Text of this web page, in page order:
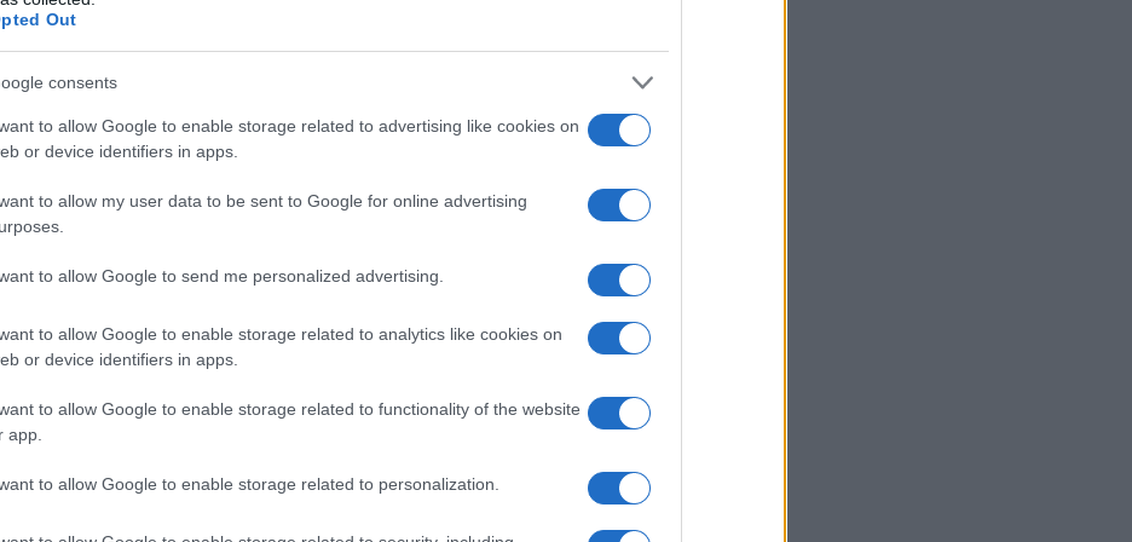
Out
consents
to allow Google to enable storage related to advertising like cookies on
or device identifiers in apps.
to allow my user data to be sent to Google for online advertising
to allow Google to send me personalized advertising.
to allow Google to enable storage related to analytics like cookies on
or device identifiers in apps.
to allow Google to enable storage related to functionality of the website
app.
to allow Google to enable storage related to personalization.
Υεμένη: Οι Χούθι ξανανοίγουν το μέτωπο – 58
νεκροί στη φονικότερη επίθεση από το 2022